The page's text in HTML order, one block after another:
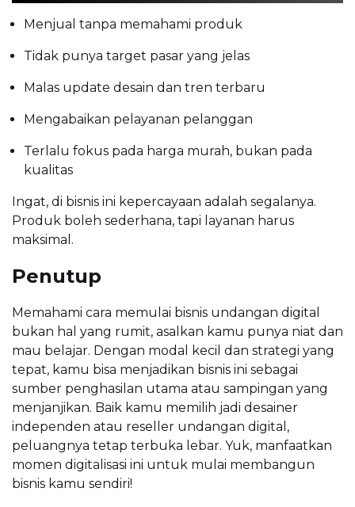
Menjual tanpa memahami produk
Tidak punya target pasar yang jelas
Malas update desain dan tren terbaru
Mengabaikan pelayanan pelanggan
Terlalu fokus pada harga murah, bukan pada
kualitas
Ingat, di bisnis ini kepercayaan adalah segalanya.
Produk boleh sederhana, tapi layanan harus
maksimal.
Penutup
Memahami cara memulai bisnis undangan digital
bukan hal yang rumit, asalkan kamu punya niat dan
mau belajar. Dengan modal kecil dan strategi yang
tepat, kamu bisa menjadikan bisnis ini sebagai
sumber penghasilan utama atau sampingan yang
menjanjikan. Baik kamu memilih jadi desainer
independen atau reseller undangan digital,
peluangnya tetap terbuka lebar. Yuk, manfaatkan
momen digitalisasi ini untuk mulai membangun
bisnis kamu sendiri!